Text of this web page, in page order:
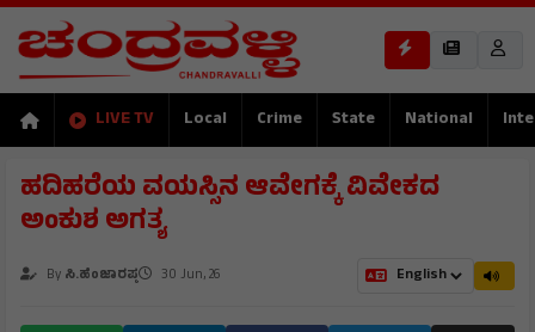
LIVE TV Local Crime State National
ಹದಿಹರೆಯ ವಯಸ್ಸಿನ ಆವೇಗಕ್ಕೆ ವಿವೇಕದ
ಅಂಕುಶ ಅಗತ್ಯ
By ಸಿ.ಹೆಂಜಾರಪ್ಪ 30 Jun, 26